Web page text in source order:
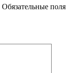
Обязательные поля